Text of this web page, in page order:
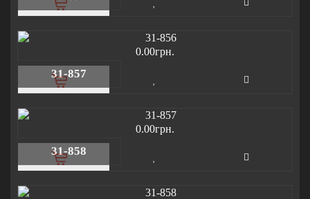
0.00грн.
31-857
0.00грн.
31-858